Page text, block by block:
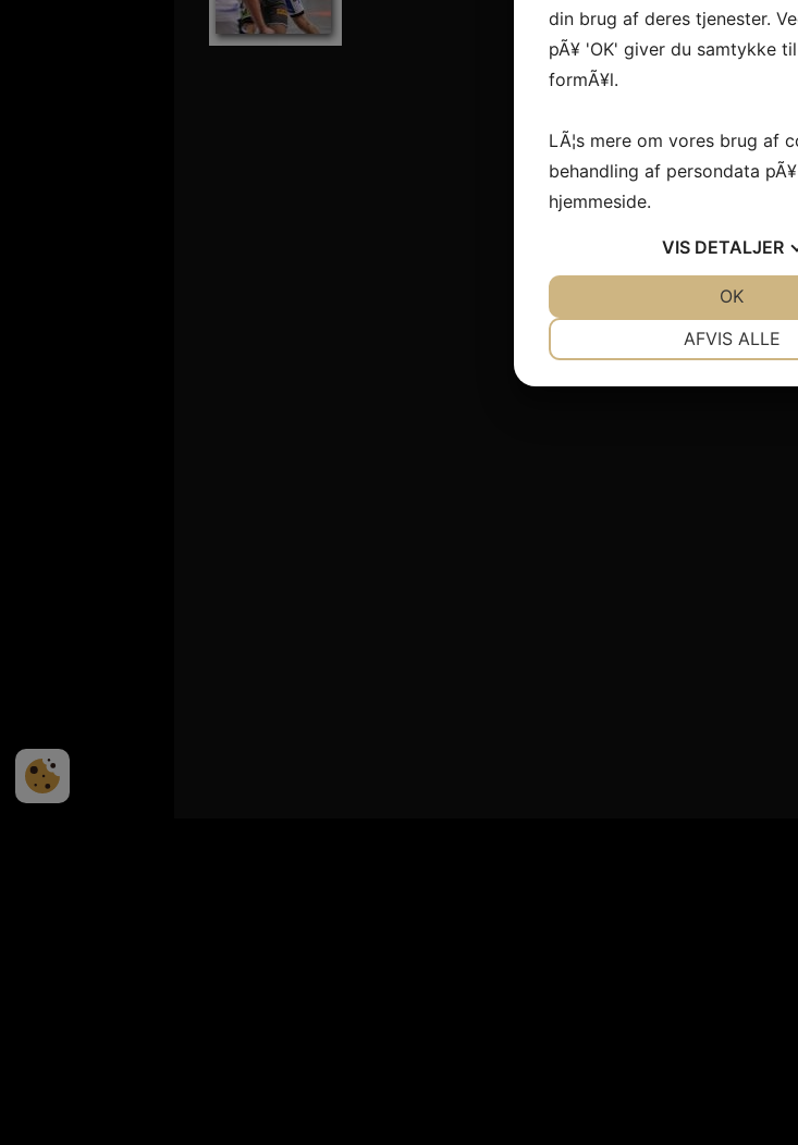
din brug af deres tjenester.
pÃ¥ 'OK' giver du samtykke
formÃ¥l.
LÃ¦s mere om vores brug af
behandling af persondata
hjemmeside.
VIS DETALJER
AFVIS ALLE
OK